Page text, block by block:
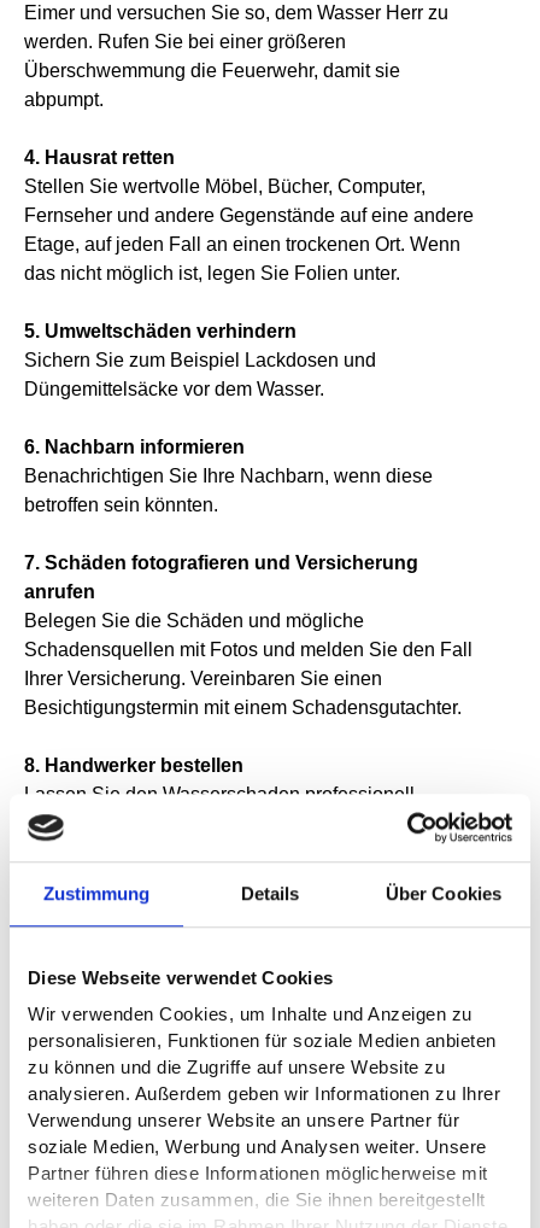
Zustimmung Details Über Cookies
Diese Webseite verwendet Cookies
Wir verwenden Cookies, um Inhalte und Anzeigen zu
personalisieren, Funktionen für soziale Medien anbieten
zu können und die Zugriffe auf unsere Website zu
analysieren. Außerdem geben wir Informationen zu Ihrer
Verwendung unserer Website an unsere Partner für
soziale Medien, Werbung und Analysen weiter. Unsere
Partner führen diese Informationen möglicherweise mit
weiteren Daten zusammen, die Sie ihnen bereitgestellt
Eimer und versuchen Sie so, dem Wasser Herr zu
werden. Rufen Sie bei einer größeren
Überschwemmung die Feuerwehr, damit sie
abpumpt.
4. Hausrat retten
Stellen Sie wertvolle Möbel, Bücher, Computer,
Fernseher und andere Gegenstände auf eine andere
Etage, auf jeden Fall an einen trockenen Ort. Wenn
das nicht möglich ist, legen Sie Folien unter.
5. Umweltschäden verhindern
Sichern Sie zum Beispiel Lackdosen und
Düngemittelsäcke vor dem Wasser.
6. Nachbarn informieren
Benachrichtigen Sie Ihre Nachbarn, wenn diese
betroffen sein könnten.
7. Schäden fotografieren und Versicherung
anrufen
Belegen Sie die Schäden und mögliche
Schadensquellen mit Fotos und melden Sie den Fall
Ihrer Versicherung. Vereinbaren Sie einen
Besichtigungstermin mit einem Schadensgutachter.
8. Handwerker bestellen
Lassen Sie den Wasserschaden professionell
beseitigen, nachdem der Gutachter der Versicherung